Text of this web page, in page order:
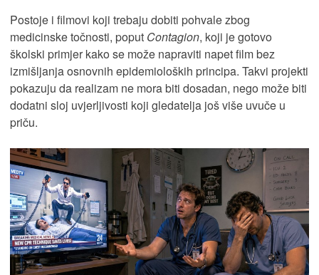
Postoje i filmovi koji trebaju dobiti pohvale zbog
medicinske točnosti, poput Contagion, koji je gotovo
školski primjer kako se može napraviti napet film bez
izmišljanja osnovnih epidemioloških principa. Takvi projekti
pokazuju da realizam ne mora biti dosadan, nego može biti
dodatni sloj uvjerljivosti koji gledatelja još više uvuče u
priču.